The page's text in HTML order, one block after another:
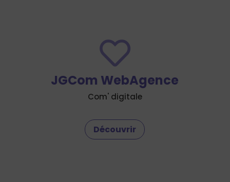

JGCom WebAgence
Com' digitale
Découvrir